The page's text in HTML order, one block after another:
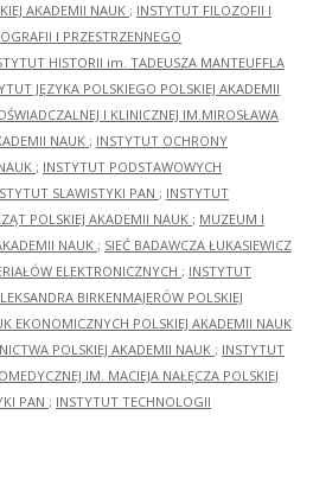
AKADEMII NAUK ; INSTYTUT FILOZOFII I
I PRZESTRZENNEGO
HISTORII im. TADEUSZA MANTEUFFLA
JĘZYKA POLSKIEGO POLSKIEJ AKADEMII
I KLINICZNEJ IM.MIROSŁAWA
NAUK ; INSTYTUT OCHRONY
; INSTYTUT PODSTAWOWYCH
SLAWISTYKI PAN ; INSTYTUT
POLSKIEJ AKADEMII NAUK ; MUZEUM I
NAUK ; SIEĆ BADAWCZA ŁUKASIEWICZ
ELEKTRONICZNYCH ; INSTYTUT
BIRKENMAJERÓW POLSKIEJ
EKONOMICZNYCH POLSKIEJ AKADEMII NAUK
POLSKIEJ AKADEMII NAUK ; INSTYTUT
IM. MACIEJA NAŁĘCZA POLSKIEJ
PAN ; INSTYTUT TECHNOLOGII